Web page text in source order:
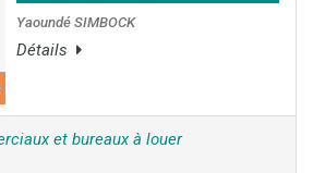
Yaoundé SIMBOCK
Détails
et bureaux à louer